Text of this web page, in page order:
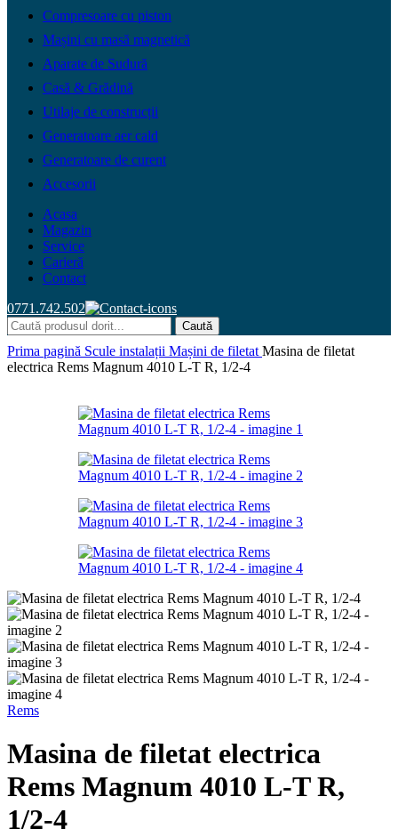
Compresoare cu piston
Mașini cu masă magnetică
Aparate de Sudură
Casă & Grădină
Utilaje de construcții
Generatoare aer cald
Generatoare de curent
Accesorii
Acasa
Magazin
Service
Carieră
Contact
0771.742.502
Caută
Prima pagină Scule instalații Mașini de filetat Masina de filetat
electrica Rems Magnum 4010 L-T R, 1/2-4
Rems
Masina de filetat electrica
Rems Magnum 4010 L-T R,
1/2-4